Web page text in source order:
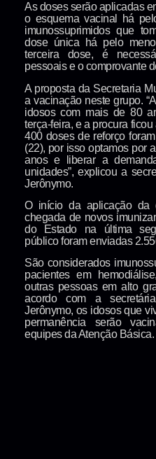
As doses serão aplicadas
o esquema vacinal há
imunossuprimidos que
dose única há pelo
terceira dose, é
pessoais e o comprovante
A proposta da Secretaria
a vacinação neste grupo.
idosos com mais de 80
terça-feira, e a procura
400 doses de reforço
(22), por isso optamos por
anos e liberar a
unidades”, explicou a
Jerônymo.
O início da aplicação da
chegada de novos
do Estado na última
público foram enviadas
São considerados
pacientes em
outras pessoas em alto
acordo com a
Jerônymo, os idosos que
permanência serão
equipes da Atenção Básica.